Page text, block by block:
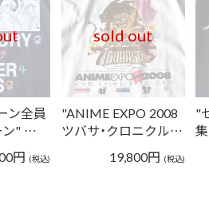
ン全員
ン" …
円 (税込)
sold out
"ANIME EXPO 2008
ツバサ・クロニクル…
19,800円 (税込)
"